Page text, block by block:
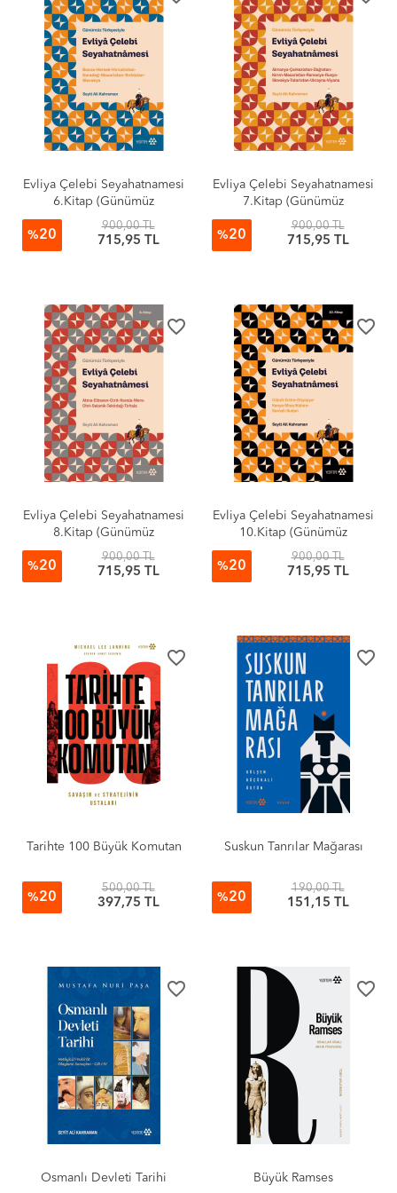
Evliya Çelebi Seyahatnamesi
6.Kitap (Günümüz
Türkçesiyle)
%20
900,00 TL
715,95 TL
Evliya Çelebi Seyahatnamesi
7.Kitap (Günümüz
Türkçesiyle)
%20
900,00 TL
715,95 TL
favorite_border
Evliya Çelebi Seyahatnamesi
8.Kitap (Günümüz
Türkçesiyle)
%20
900,00 TL
715,95 TL
favorite_border
Evliya Çelebi Seyahatnamesi
10.Kitap (Günümüz
Türkçesiyle)
%20
900,00 TL
715,95 TL
favorite_border
Tarihte 100 Büyük Komutan
%20
500,00 TL
397,75 TL
favorite_border
Suskun Tanrılar Mağarası
%20
190,00 TL
151,15 TL
favorite_border
Osmanlı Devleti Tarihi
favorite_border
Büyük Ramses